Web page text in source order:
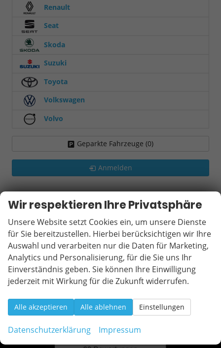
Renault
Seat
Skoda
Suzuki
Toyota
Volkswagen
Volvo
Geparkte Fahrzeuge (0)
Anmelden
Wir respektieren Ihre Privatsphäre
Unsere Website setzt Cookies ein, um unsere Dienste
für Sie bereitzustellen. Hierbei berücksichtigen wir Ihre
Auswahl und verarbeiten nur die Daten für Marketing,
Analytics und Personalisierung, für die Sie uns Ihr
Einverständnis geben. Sie können Ihre Einwilligung
jederzeit mit Wirkung für die Zukunft widerrufen.
Alle akzeptieren Alle ablehnen Einstellungen
Datenschutzerklärung Impressum